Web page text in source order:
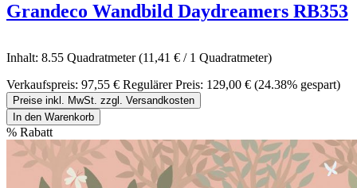
Grandeco Wandbild Daydreamers RB353
Inhalt: 8.55 Quadratmeter(11,41 € / 1 Quadratmeter)
Verkaufspreis: 97,55 € Regulärer Preis: 129,00 € (24.38% gespart)
Preise inkl. MwSt. zzgl. Versandkosten
In den Warenkorb
% Rabatt